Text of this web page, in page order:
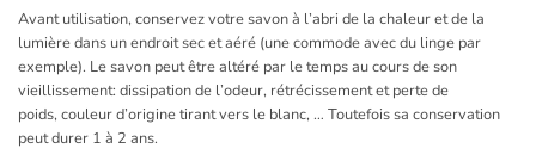
Avant utilisation, conservez votre savon à l’abri de la chaleur et de la
lumière dans un endroit sec et aéré (une commode avec du linge par
exemple). Le savon peut être altéré par le temps au cours de son
vieillissement: dissipation de l’odeur, rétrécissement et perte de
poids, couleur d’origine tirant vers le blanc, … Toutefois sa conservation
peut durer 1 à 2 ans.